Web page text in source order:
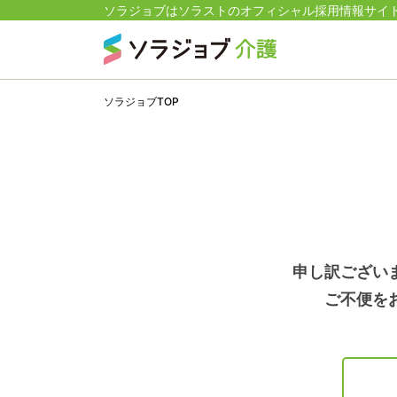
ソラジョブはソラストのオフィシャル採用情報サイ
ソラジョブTOP
申し訳ござい
ご不便を